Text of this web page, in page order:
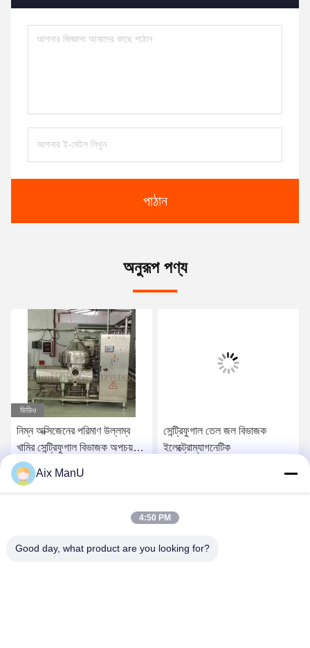
পাঠান
অনুরূপ পণ্য
ভিডিও
নিম্ন অক্সিজেনের পরিমাণ উল্লম্ব
খামির সেন্ট্রিফুগাল বিভাজক অপচয়
তেল সেন্ট্রিফুগাল
সেরা দাম পান
সেন্ট্রিফুগাল তেল জল বিভাজক
ইলেক্ট্রোম্যাগনেটিক
সেরা দাম পান
Aix ManU
4:50 PM
Good day, what product are you looking for?